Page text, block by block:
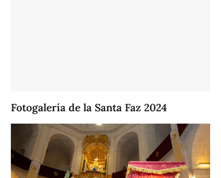
Fotogalería de la Santa Faz 2024